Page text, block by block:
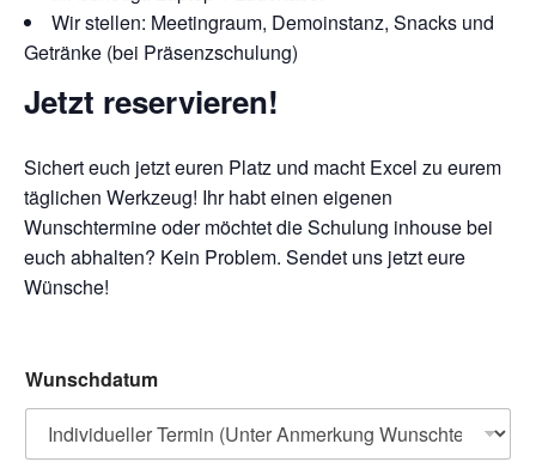
Wir stellen: Meetingraum, Demoinstanz, Snacks und
Getränke (bei Präsenzschulung)​
Jetzt reservieren!
Sichert euch jetzt euren Platz und macht Excel zu eurem
täglichen Werkzeug! Ihr habt einen eigenen
Wunschtermine oder möchtet die Schulung inhouse bei
euch abhalten? Kein Problem. Sendet uns jetzt eure
Wünsche!
e
l
f
Wunschdatum